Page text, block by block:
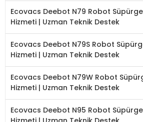
Ecovacs Deebot N79 Robot Süpürge
Hizmeti | Uzman Teknik Destek
Ecovacs Deebot N79S Robot
Hizmeti | Uzman Teknik Destek
Ecovacs Deebot N79W Robot
Hizmeti | Uzman Teknik Destek
Ecovacs Deebot N95 Robot Süpürge